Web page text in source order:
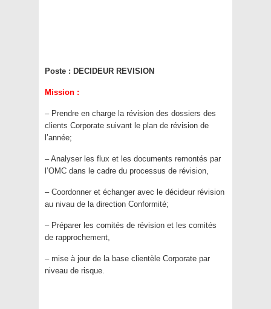
Poste : DECIDEUR REVISION
Mission :
– Prendre en charge la révision des dossiers des
clients Corporate suivant le plan de révision de
l’année;
– Analyser les flux et les documents remontés par
l’OMC dans le cadre du processus de révision,
– Coordonner et échanger avec le décideur révision
au nivau de la direction Conformité;
– Préparer les comités de révision et les comités
de rapprochement,
– mise à jour de la base clientèle Corporate par
niveau de risque.